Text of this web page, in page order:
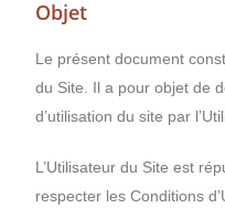
Objet
Le présent document
du Site. Il a pour objet de
d’utilisation du site par
L’Utilisateur du Site est
respecter les Conditions